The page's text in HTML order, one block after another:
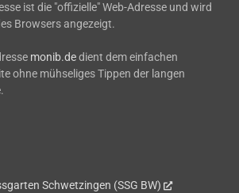
ist die "offizielle" Web-Adresse und wird
Browsers angezeigt.
monib.dedient dem einfachen
ohne mühseliges Tippen der langen
Schwetzingen (SSG BW)